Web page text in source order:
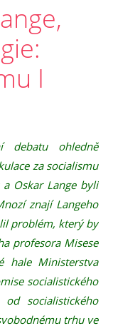
I
debatu ohledně
za socialismu
Oskar Lange byli
znají Langeho
problém, který by
profesora Misese
hale Ministerstva
socialistického
socialistického
trhu ve